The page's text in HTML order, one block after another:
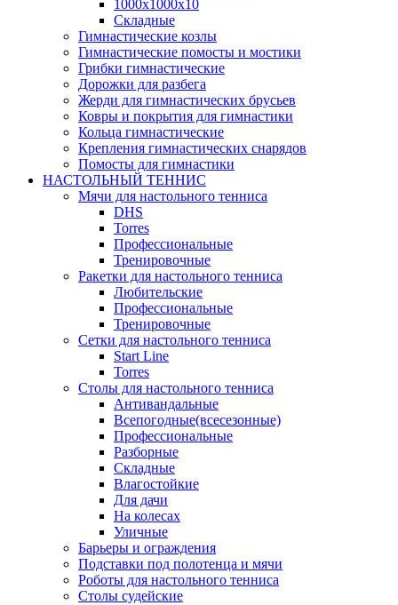
1000х1000х10
Складные
Гимнастические козлы
Гимнастические помосты и мостики
Грибки гимнастические
Дорожки для разбега
Жерди для гимнастических брусьев
Ковры и покрытия для гимнастики
Кольца гимнастические
Крепления гимнастических снарядов
Помосты для гимнастики
НАСТОЛЬНЫЙ ТЕННИС
Мячи для настольного тенниса
DHS
Torres
Профессиональные
Тренировочные
Ракетки для настольного тенниса
Любительские
Профессиональные
Тренировочные
Сетки для настольного тенниса
Start Line
Torres
Столы для настольного тенниса
Антивандальные
Всепогодные(всесезонные)
Профессиональные
Разборные
Складные
Влагостойкие
Для дачи
На колесах
Уличные
Барьеры и ограждения
Подставки под полотенца и мячи
Роботы для настольного тенниса
Столы судейские